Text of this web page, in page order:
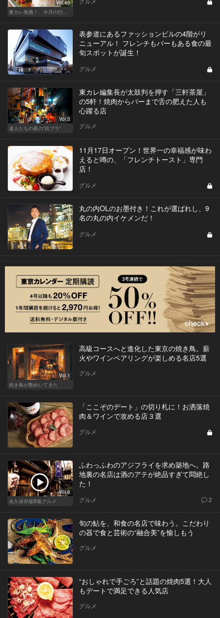
Vol.40
東カレ推薦！ 今月の行くべき店
表参道にあるファッションビルの4階がリ
ニューアル！ フレンチもバーもある食の最
旬スポットが誕生！
グルメ
Vol.5
達人たちの夜の“街ブラ”
東カレ編集長が太鼓判を押す「三軒茶屋」
の5軒！焼肉からバーまで舌の肥えた人も
心躍る店
グルメ
11月17日オープン！世界一の幸福感が味わ
えると噂の、「フレンチトースト」専門
店！
グルメ
丸の内OLのお墨付き！これが選ばれし、9
名の丸の内イケメンだ！
グルメ
Vol.1
焼き鳥が艶めいてきた
高級コースへと進化した東京の焼き鳥。薪
火やワインペアリングが楽しめる名店5選
グルメ
「ここぞのデート」の切り札に！お洒落焼
肉＆ワインで攻める店３選
グルメ
Vol.6
永久保存版B級グルメ
ふわっふわのアジフライを求め築地へ。路
地裏の名店は酒のアテが絶品すぎて悶絶し
た！
グルメ 2
旬の鮎を、和食の名店で味わう。こだわり
の器で食と芸術の“融合美”を愉しもう
グルメ
“おしゃれで手ごろ”と話題の焼肉5選！大人
もデートで満足できる人気店
グルメ